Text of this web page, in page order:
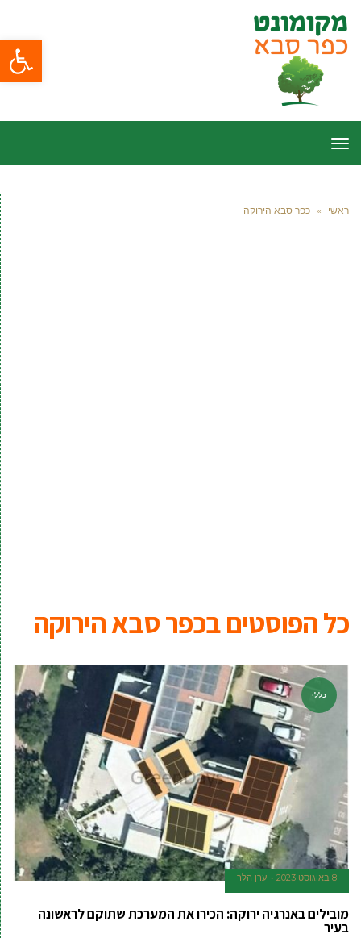
פתח
תפריט
ראשי » כפר סבא הירוקה
כל הפוסטים בכפר סבא הירוקה
כללי
8 באוגוסט 2023 ערן הלר
מובילים באנרגיה ירוקה: הכירו את המערכת שתוקם לראשונה
בעיר